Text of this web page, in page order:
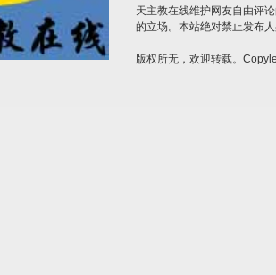
天主教在线维护网友自由评
的立场。本站绝对禁止发布
版权所无，欢迎转载。